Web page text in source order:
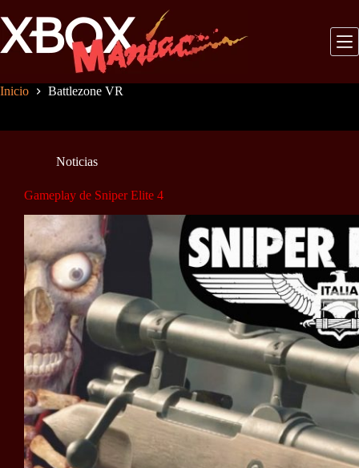
al
contenido
Inicio Battlezone VR
Noticias
Gameplay de Sniper Elite 4